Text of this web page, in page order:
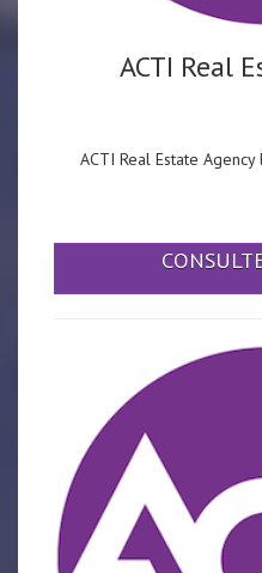
ACTI Real
ACTI Real Estate